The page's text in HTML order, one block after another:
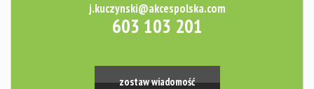
j.kuczynski@akcespolska.com
603 103 201
zostaw wiadomość